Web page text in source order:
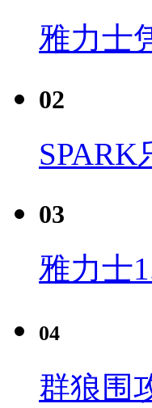
雅力士
02
03
雅力士
04
群狼围